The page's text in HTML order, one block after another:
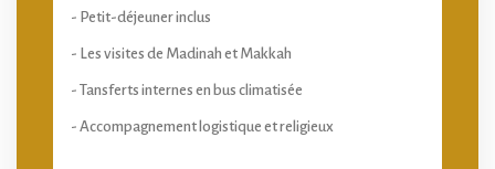
- Petit-déjeuner inclus
- Les visites de Madinah et Makkah
- Tansferts internes en bus climatisée
- Accompagnement logistique et religieux